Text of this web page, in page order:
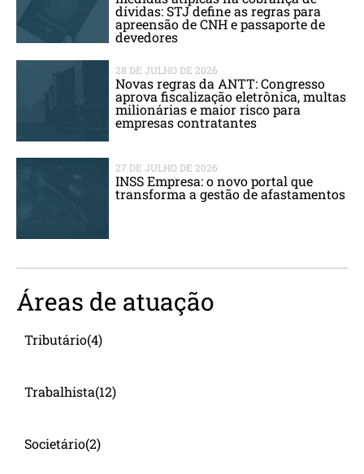
dívidas: STJ define as regras para
apreensão de CNH e passaporte de
devedores
28 DE JULHO DE 2026
Novas regras da ANTT: Congresso
aprova fiscalização eletrônica, multas
milionárias e maior risco para
empresas contratantes
27 DE JULHO DE 2026
INSS Empresa: o novo portal que
transforma a gestão de afastamentos
Áreas de atuação
Tributário(4)
Trabalhista(12)
Societário(2)